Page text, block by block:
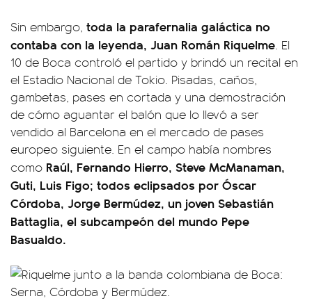
Sin embargo, toda la parafernalia galáctica no
contaba con la leyenda, Juan Román Riquelme. El
10 de Boca controló el partido y brindó un recital en
el Estadio Nacional de Tokio. Pisadas, caños,
gambetas, pases en cortada y una demostración
de cómo aguantar el balón que lo llevó a ser
vendido al Barcelona en el mercado de pases
europeo siguiente. En el campo había nombres
como Raúl, Fernando Hierro, Steve McManaman,
Guti, Luis Figo; todos eclipsados por Óscar
Córdoba, Jorge Bermúdez, un joven Sebastián
Battaglia, el subcampeón del mundo Pepe
Basualdo.